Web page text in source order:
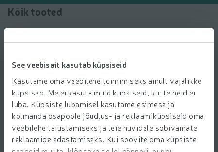
See veebisait kasutab küpsiseid
Kasutame oma veebilehe toimimiseks ainult vajalikke
küpsised. Me ei kasuta muid küpsiseid, kui te neid ei
luba. Küpsiste lubamisel kasutame esimese ja
kolmanda osapoole jõudlus- ja reklaamiküpsiseid oma
veebilehe täiustamiseks ja teie huvidele sobivamate
reklaamide edastamiseks. Kui soovite oma küpsiste
Kõik tooted
Filtreeri tooteid
Näita tooteid
Nõudepesumasina sool Finish 4kg
5.49 € per tk
549
Tavahind: 8,49 €
8,49€
Hind ühiku kohta: 1,37 €/kg
1,37 €/kg
Lisa ostukorvi